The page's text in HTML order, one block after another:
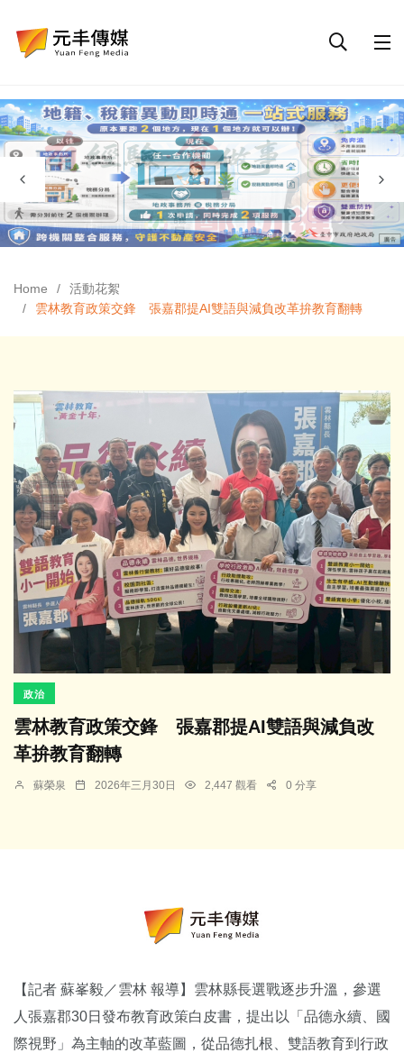
Home
活動花絮
雲林教育政策交鋒 張嘉郡提AI雙語與減負改革拚教育翻轉
政治
雲林教育政策交鋒 張嘉郡提AI雙語與減負改
革拚教育翻轉
蘇榮泉 2026年三月30日 2,447 觀看 0 分享
【記者 蘇峯毅／雲林 報導】雲林縣長選戰逐步升溫，參選
人張嘉郡30日發布教育政策白皮書，提出以「品德永續、國
際視野」為主軸的改革藍圖，從品德扎根、雙語教育到行政